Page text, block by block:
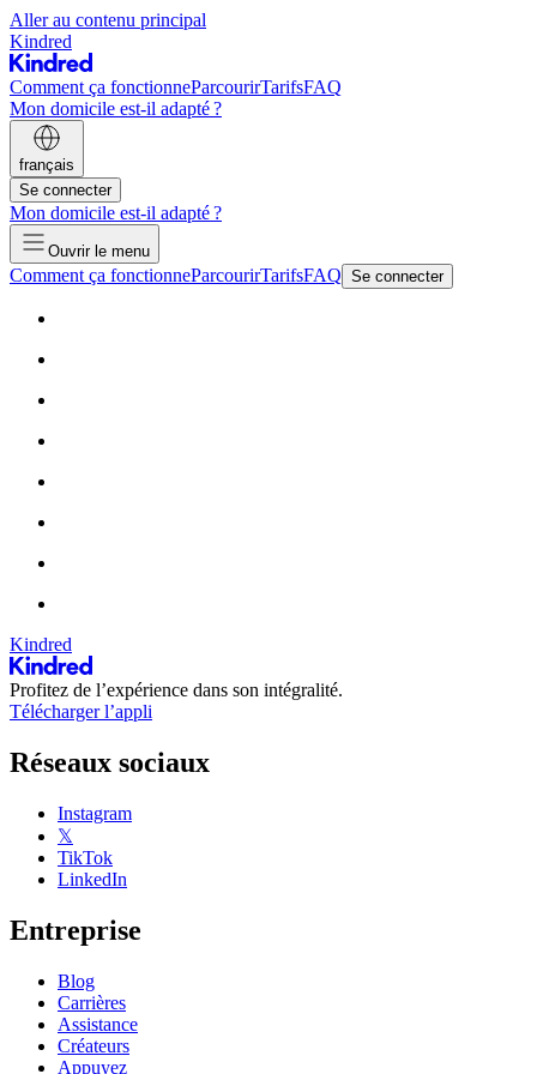
Aller au contenu principal
Kindred
Comment ça fonctionneParcourirTarifsFAQ
Mon domicile est-il adapté ?
français
Se connecter
Mon domicile est-il adapté ?
Ouvrir le menu
Comment ça fonctionneParcourirTarifsFAQ Se connecter
Kindred
Profitez de l’expérience dans son intégralité.
Télécharger l’appli
Réseaux sociaux
Instagram
𝕏
TikTok
LinkedIn
Entreprise
Blog
Carrières
Assistance
Créateurs
Appuyez